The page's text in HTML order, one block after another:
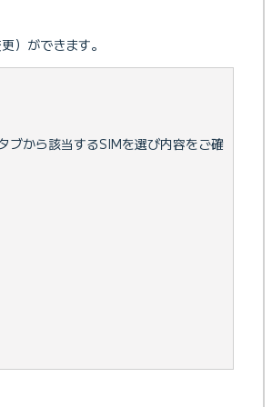
）ができます。
ブから該当するSIMを選び内容をご確